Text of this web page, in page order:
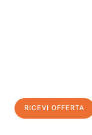
RICEVI OFFERTA